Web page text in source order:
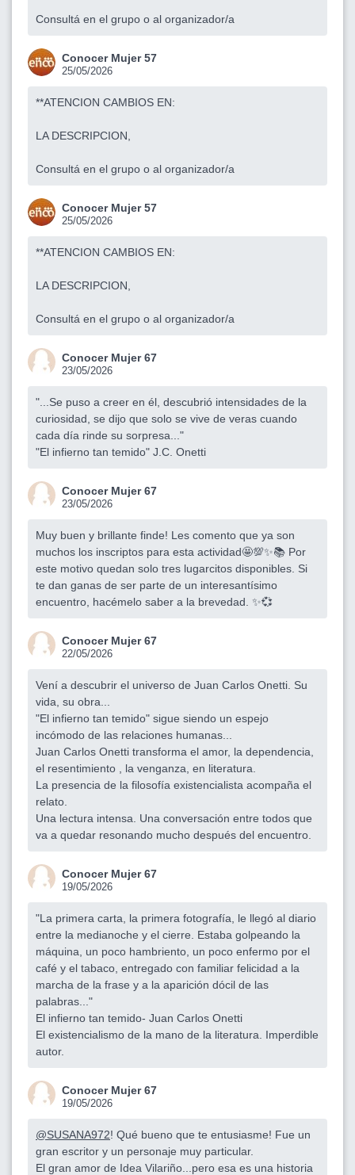
Consultá en el grupo o al organizador/a
Conocer Mujer 57
25/05/2026
**ATENCION CAMBIOS EN:
LA DESCRIPCION,
Consultá en el grupo o al organizador/a
Conocer Mujer 57
25/05/2026
**ATENCION CAMBIOS EN:
LA DESCRIPCION,
Consultá en el grupo o al organizador/a
Conocer Mujer 67
23/05/2026
"...Se puso a creer en él, descubrió intensidades de la
curiosidad, se dijo que solo se vive de veras cuando
cada día rinde su sorpresa..."
"El infierno tan temido" J.C. Onetti
Conocer Mujer 67
23/05/2026
Muy buen y brillante finde! Les comento que ya son
muchos los inscriptos para esta actividad🤩💯✨📚 Por
este motivo quedan solo tres lugarcitos disponibles. Si
te dan ganas de ser parte de un interesantísimo
encuentro, hacémelo saber a la brevedad. ✨💞
Conocer Mujer 67
22/05/2026
Vení a descubrir el universo de Juan Carlos Onetti. Su
vida, su obra...
"El infierno tan temido" sigue siendo un espejo
incómodo de las relaciones humanas...
Juan Carlos Onetti transforma el amor, la dependencia,
el resentimiento , la venganza, en literatura.
La presencia de la filosofía existencialista acompaña el
relato.
Una lectura intensa. Una conversación entre todos que
va a quedar resonando mucho después del encuentro.
Conocer Mujer 67
19/05/2026
"La primera carta, la primera fotografía, le llegó al diario
entre la medianoche y el cierre. Estaba golpeando la
máquina, un poco hambriento, un poco enfermo por el
café y el tabaco, entregado con familiar felicidad a la
marcha de la frase y a la aparición dócil de las
palabras..."
El infierno tan temido- Juan Carlos Onetti
El existencialismo de la mano de la literatura. Imperdible
autor.
Conocer Mujer 67
19/05/2026
@SUSANA972! Qué bueno que te entusiasme! Fue un
gran escritor y un personaje muy particular.
El gran amor de Idea Vilariño...pero esa es una historia